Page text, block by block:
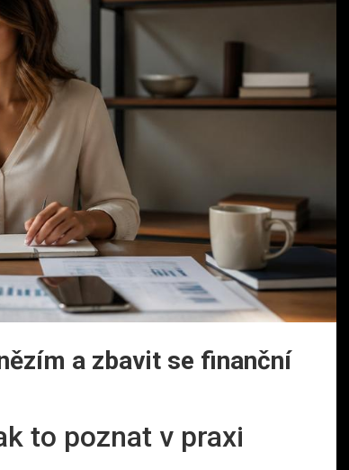
a zbavit se finanční
to poznat v praxi